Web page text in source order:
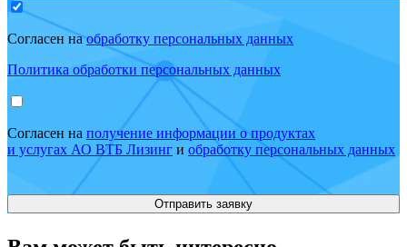
Согласен наобработку персональных данных
Политика обработки персональных данных
Согласен на получение информации о продуктах
и услугах АО ВТБ Лизинг и обработку персональных данных